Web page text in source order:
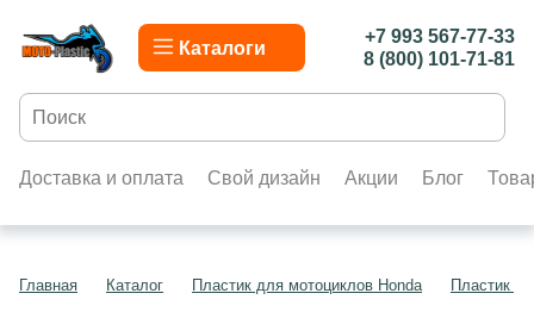
Каталоги
+7 993 567-77-33
8 (800) 101-71-81
Доставка и оплата Свой дизайн Акции Блог
Главная Каталог Пластик для мотоциклов Honda Пластик